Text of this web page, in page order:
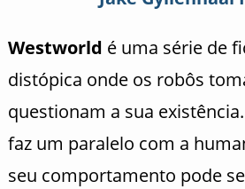
Westworld é uma série de
distópica onde os robôs
questionam a sua
faz um paralelo com a
seu comportamento pode